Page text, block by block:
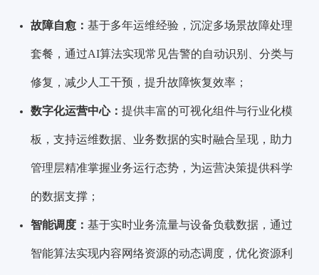
故障自愈：基于多年运维经验，沉淀多场景故障处理
套餐，通过AI算法实现常见告警的自动识别、分类与
修复，减少人工干预，提升故障恢复效率；
数字化运营中心：提供丰富的可视化组件与行业化模
板，支持运维数据、业务数据的实时融合呈现，助力
管理层精准掌握业务运行态势，为运营决策提供科学
的数据支撑；
智能调度：基于实时业务流量与设备负载数据，通过
智能算法实现内容网络资源的动态调度，优化资源利